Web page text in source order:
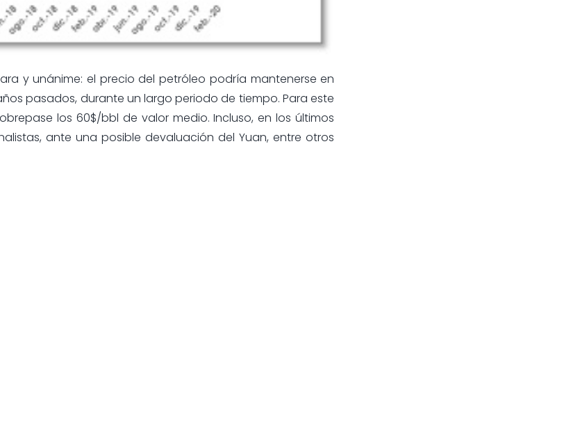
y unánime: el precio del petróleo podría mantenerse en
pasados, durante un largo periodo de tiempo. Para este
los 60$/bbl de valor medio. Incluso, en los últimos
ante una posible devaluación del Yuan, entre otros